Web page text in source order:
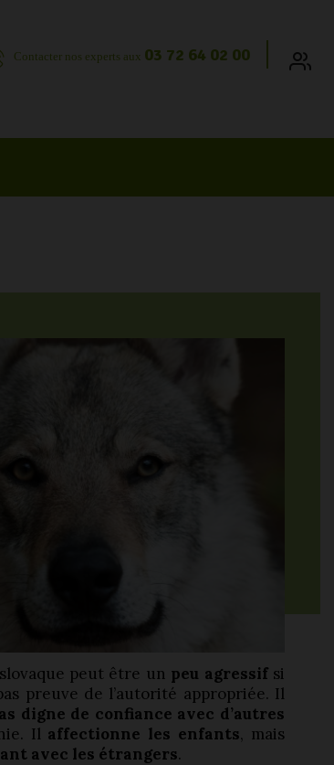
Contacter nos experts aux 03 72 64 02 00
peut être un peu agressifsi
preuve de l’autorité appropriée. Il
digne de confiance avec d’autres
Il affectionne les enfants, mais
avec les étrangers.